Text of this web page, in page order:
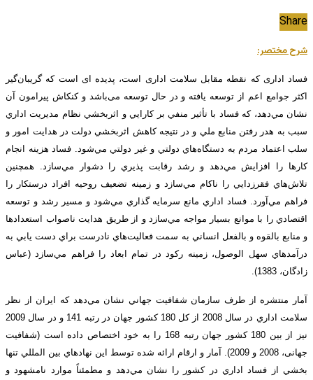
Share
شرح مختصر:
فساد اداری که نقطه مقابل سلامت اداری است، پدیده ای است که گریبان‌گیر
اکثر جوامع اعم از توسعه یافته و در حال توسعه می‌باشد و کنکاش پيرامون آن
نشان مي‌دهد، که فساد با تأثير منفي بر کارايي و اثربخشي نظام مديريت اداري
سبب به هدر رفتن منابع ملي و در نتيجه کاهش اثربخشي دولت در هدايت امور و
سلب اعتماد مردم به دستگاه‌هاي دولتي و غير دولتي مي‌شود. فساد هزينه انجام
کارها را افزايش مي‌دهد و رشد رقابت پذيري را دشوار مي‌سازد. همچنين
تلاش‌هاي فقرزدايي را ناکام مي‌سازد و زمينه تضعيف روحيه افراد درستکار را
فراهم مي‌آورد. فساد اداري مانع سرمايه گذاري مي‌شود و مسير رشد و توسعه
اقتصادي را با موانع بسيار مواجه مي‌سازد و از طريق هدايت ناصواب استعدادها
و منابع بالقوه و بالفعل انساني به سمت فعاليت‌هاي نادرست براي دست يابي به
درآمدهاي سهل الوصول، زمينه رکود در تمام ابعاد را فراهم مي‌سازد (عباس
زادگان، 1383).
آمار منتشره از طرف سازمان شفافيت جهاني نشان مي‌دهد که ايران از نظر
سلامت اداري در سال 2008 از کل 180 کشور جهان در رتبه 141 و در سال 2009
نيز از بين 180 کشور جهان رتبه 168 را به خود اختصاص داده است (شفافیت
جهانی، 2008 و 2009). آمار و ارقام ارائه شده توسط اين نهادهاي بين المللي تنها
بخشي از فساد اداري در کشور را نشان مي‌دهد و مطمئناً موارد نامشهود و